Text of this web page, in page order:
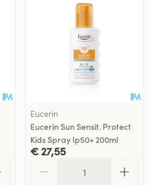
Eucerin
Eucerin Sun Sensit. Protect
Kids Spray Ip50+ 200ml
€ 27,55